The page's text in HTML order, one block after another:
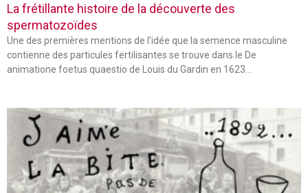
La frétillante histoire de la découverte des
spermatozoïdes
Une des premières mentions de l’idée que la semence masculine
contienne des particules fertilisantes se trouve dans le De
animatione foetus quaestio de Louis du Gardin en 1623…